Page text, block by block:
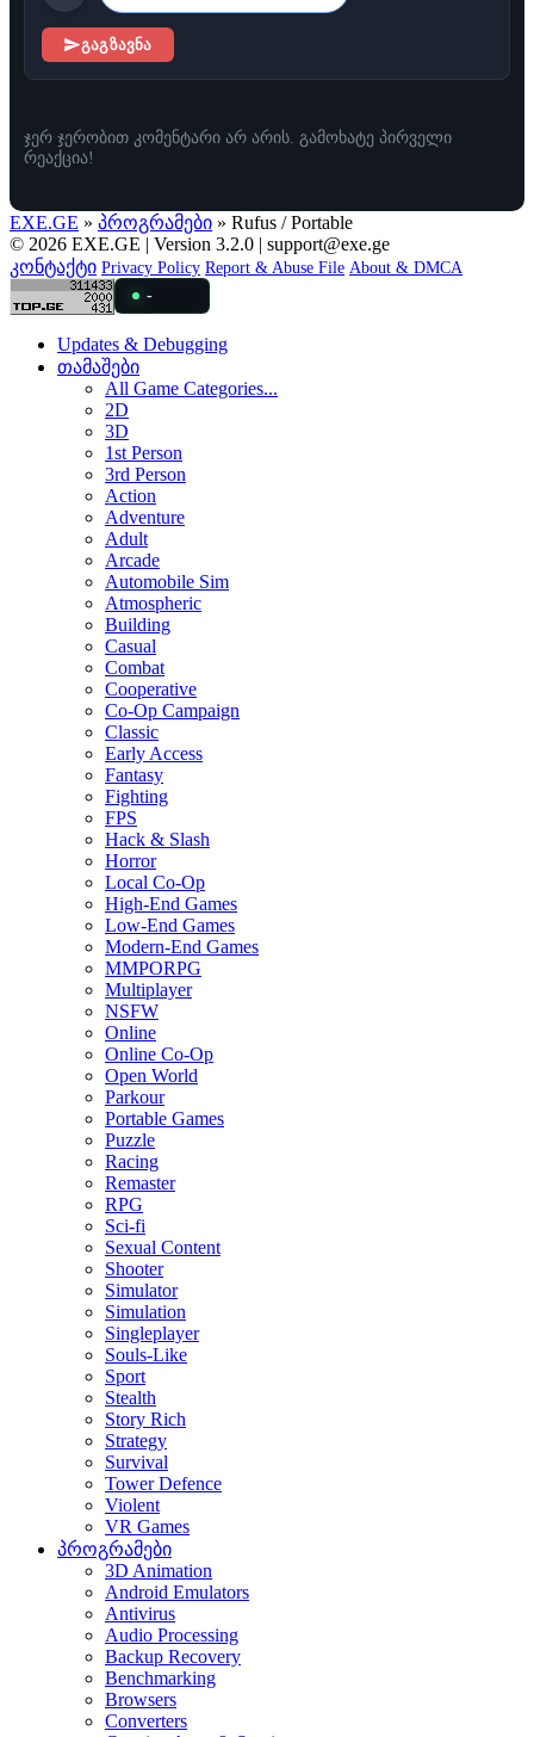
გაგზავნა
ჯერ ჯერობით კომენტარი არ არის. გამოხატე პირველი
რეაქცია!
EXE.GE » პროგრამები » Rufus / Portable
© 2026 EXE.GE | Version 3.2.0 | support@exe.ge
კონტაქტი Privacy Policy Report & Abuse File About & DMCA
-
Updates & Debugging
თამაშები
All Game Categories...
2D
3D
1st Person
3rd Person
Action
Adventure
Adult
Arcade
Automobile Sim
Atmospheric
Building
Casual
Combat
Cooperative
Co-Op Campaign
Classic
Early Access
Fantasy
Fighting
FPS
Hack & Slash
Horror
Local Co-Op
High-End Games
Low-End Games
Modern-End Games
MMPORPG
Multiplayer
NSFW
Online
Online Co-Op
Open World
Parkour
Portable Games
Puzzle
Racing
Remaster
RPG
Sci-fi
Sexual Content
Shooter
Simulator
Simulation
Singleplayer
Souls-Like
Sport
Stealth
Story Rich
Strategy
Survival
Tower Defence
Violent
VR Games
პროგრამები
3D Animation
Android Emulators
Antivirus
Audio Processing
Backup Recovery
Benchmarking
Browsers
Converters